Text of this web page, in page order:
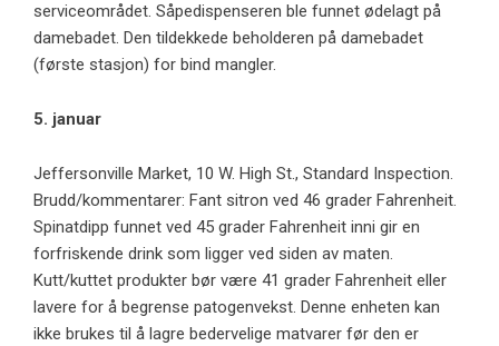
serviceområdet. Såpedispenseren ble funnet ødelagt på
damebadet. Den tildekkede beholderen på damebadet
(første stasjon) for bind mangler.
5. januar
Jeffersonville Market, 10 W. High St., Standard Inspection.
Brudd/kommentarer: Fant sitron ved 46 grader Fahrenheit.
Spinatdipp funnet ved 45 grader Fahrenheit inni gir en
forfriskende drink som ligger ved siden av maten.
Kutt/kuttet produkter bør være 41 grader Fahrenheit eller
lavere for å begrense patogenvekst. Denne enheten kan
ikke brukes til å lagre bedervelige matvarer før den er